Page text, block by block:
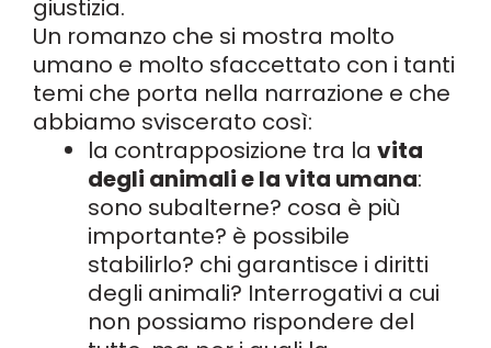
giustizia.
Un romanzo che si mostra molto
umano e molto sfaccettato con i tanti
temi che porta nella narrazione e che
abbiamo sviscerato così:
la contrapposizione tra la vita
degli animali e la vita umana:
sono subalterne? cosa è più
importante? è possibile
stabilirlo? chi garantisce i diritti
degli animali? Interrogativi a cui
non possiamo rispondere del